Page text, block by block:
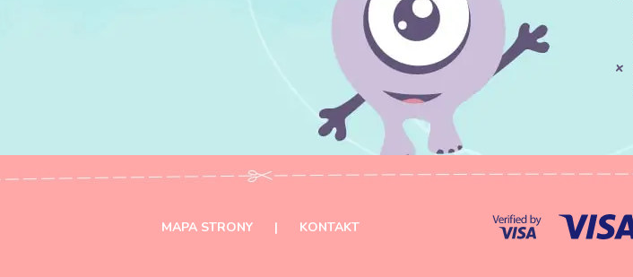
MAPA STRONY | KONTAKT